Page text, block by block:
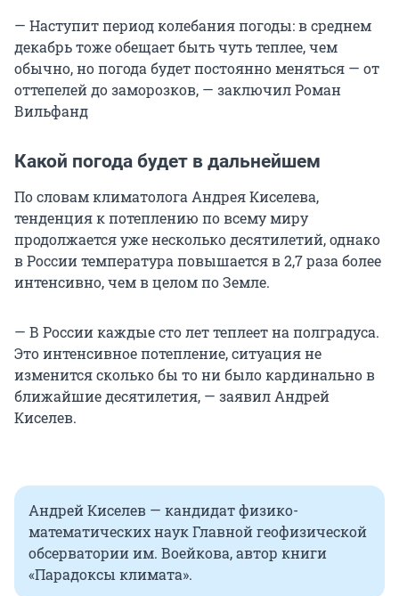
— Наступит период колебания погоды: в среднем
декабрь тоже обещает быть чуть теплее, чем
обычно, но погода будет постоянно меняться — от
оттепелей до заморозков, — заключил Роман
Вильфанд
Какой погода будет в дальнейшем
По словам климатолога Андрея Киселева,
тенденция к потеплению по всему миру
продолжается уже несколько десятилетий, однако
в России температура повышается в 2,7 раза более
интенсивно, чем в целом по Земле.
— В России каждые сто лет теплеет на полградуса.
Это интенсивное потепление, ситуация не
изменится сколько бы то ни было кардинально в
ближайшие десятилетия, — заявил Андрей
Киселев.
Андрей Киселев — кандидат физико-
математических наук Главной геофизической
обсерватории им. Воейкова, автор книги
«Парадоксы климата».